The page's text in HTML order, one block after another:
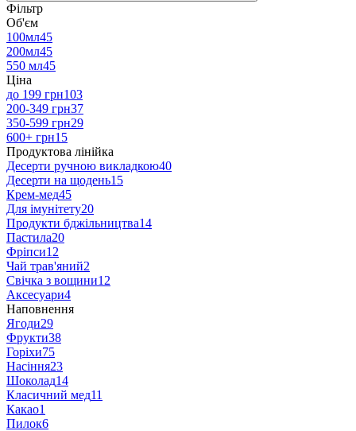
Фільтр
Об'єм
100мл45
200мл45
550 мл45
Ціна
до 199 грн103
200-349 грн37
350-599 грн29
600+ грн15
Продуктова лінійка
Десерти ручною викладкою40
Десерти на щодень15
Крем-мед45
Для імунітету20
Продукти бджільництва14
Пастила20
Фріпси12
Чай трав'яний2
Свічка з вощини12
Аксесуари4
Наповнення
Ягоди29
Фрукти38
Горіхи75
Насіння23
Шоколад14
Класичний мед11
Какао1
Пилок6